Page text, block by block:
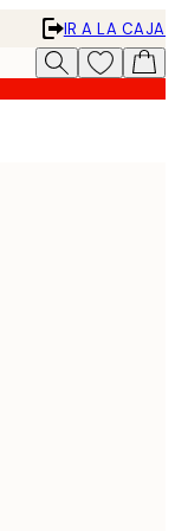
IR A LA CAJA